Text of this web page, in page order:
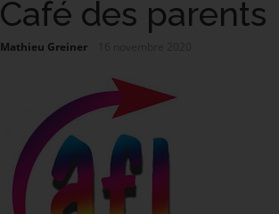
Café des parents
Mathieu Greiner